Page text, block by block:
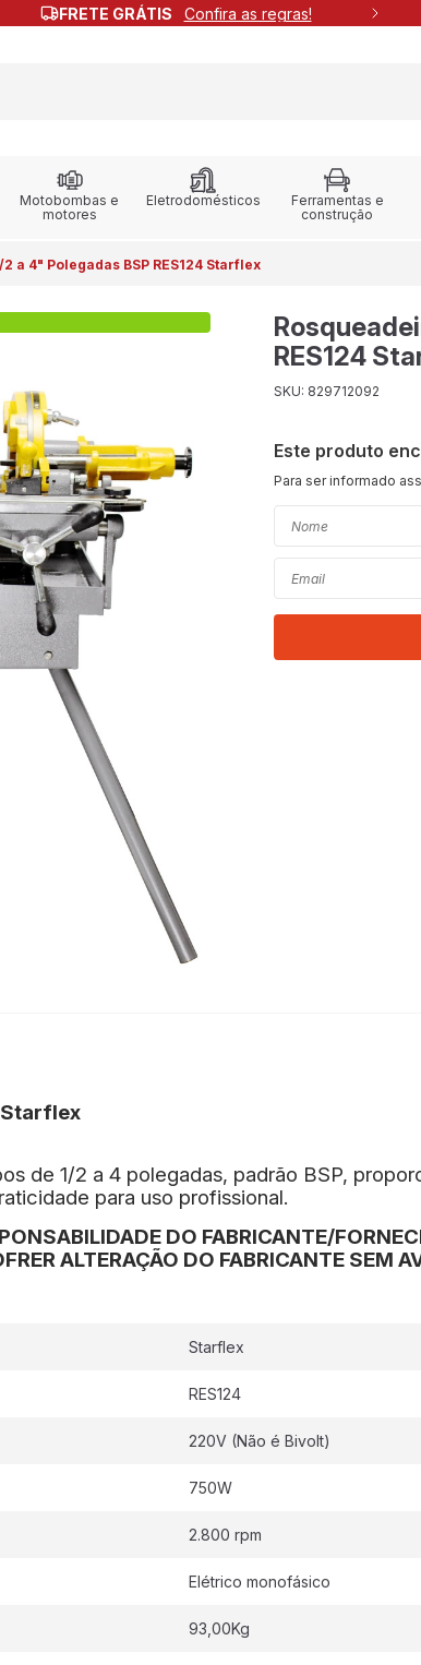
FRETE GRÁTIS Confira as regras!
Motobombas e
motores
Eletrodomésticos
Ferramentas e
construção
a 4" Polegadas BSP RES124 Starflex
RES124
SKU: 829712092
Este produto
Para ser informado
Starflex
de 1/2 a 4 polegadas, padrão BSP,
para uso profissional.
DO FABRICANTE/
ALTERAÇÃO DO FABRICANTE SEM
Starflex
RES124
220V (Não é Bivolt)
750W
2.800 rpm
Elétrico monofásico
93,00Kg